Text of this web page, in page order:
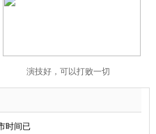
演技好，可以打败一切
时间已